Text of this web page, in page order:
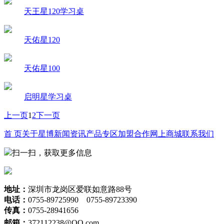
天王星120学习桌
天佑星120
天佑星100
启明星学习桌
上一页1 2下一页
首 页关于星博新闻资讯产品专区加盟合作网上商城联系我们
扫一扫，获取更多信息
地址： 深圳市龙岗区爱联如意路88号
电话： 0755-89725990 0755-89723390
传真： 0755-28941656